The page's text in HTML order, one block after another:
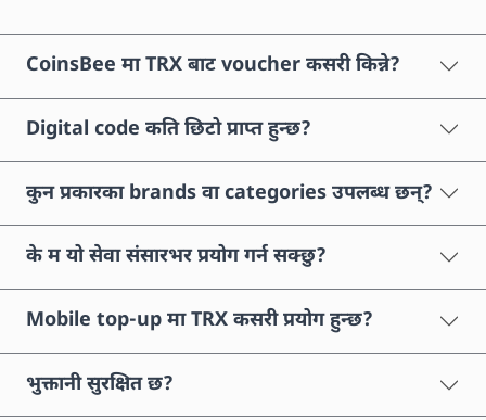
CoinsBee मा TRX बाट voucher कसरी किन्ने?
Digital code कति छिटो प्राप्त हुन्छ?
कुन प्रकारका brands वा categories उपलब्ध छन्?
के म यो सेवा संसारभर प्रयोग गर्न सक्छु?
Mobile top-up मा TRX कसरी प्रयोग हुन्छ?
भुक्तानी सुरक्षित छ?